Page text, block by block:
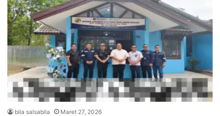
bila salsabila Maret 27, 2026